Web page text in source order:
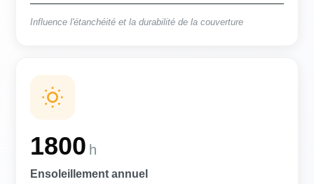
Influence l'étanchéité et la durabilité de la couverture
1800 h
Ensoleillement annuel